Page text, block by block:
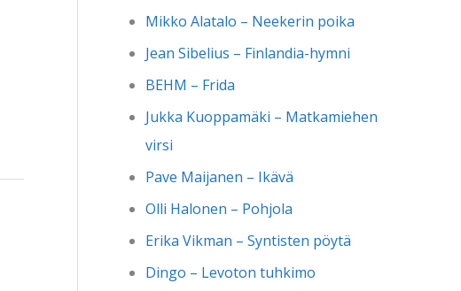
Mikko Alatalo – Neekerin poika
Jean Sibelius – Finlandia-hymni
BEHM – Frida
Jukka Kuoppamäki – Matkamiehen
virsi
Pave Maijanen – Ikävä
Olli Halonen – Pohjola
Erika Vikman – Syntisten pöytä
Dingo – Levoton tuhkimo